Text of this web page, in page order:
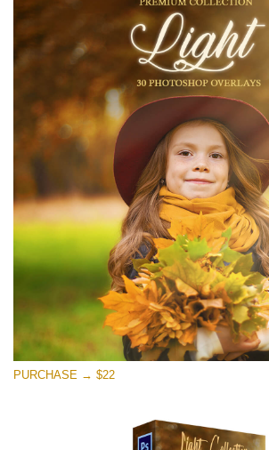
Luxury Wedding
(373 Overlays)
Large 6000*4000px
Entire Collection
(1783 Overlays)
Large 6000*4000px
Tải xuống miễn phí
PURCHASE → $22